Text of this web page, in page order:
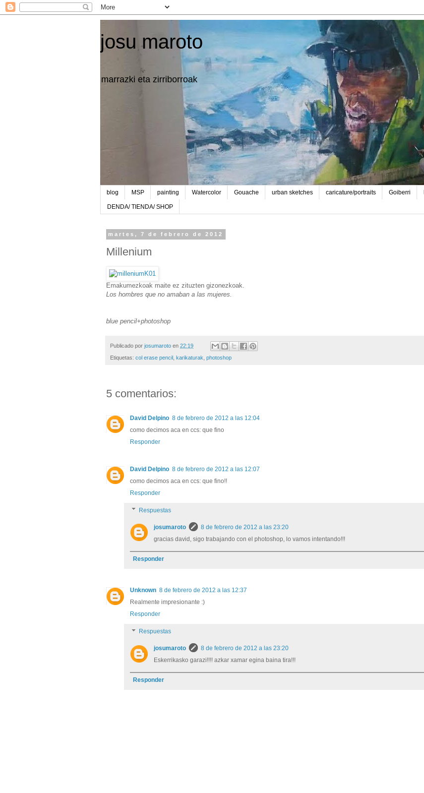
josu maroto
marrazki eta zirriborroak
blog MSP painting Watercolor Gouache urban sketches caricature/portraits Goiberri
DENDA/ TIENDA/ SHOP
martes, 7 de febrero de 2012
Millenium
Emakumezkoak maite ez zituzten gizonezkoak.
Los hombres que no amaban a las mujeres.
blue pencil+photoshop
Publicado por josumaroto en 22:19
Etiquetas: col erase pencil karikaturak photoshop
5 comentarios:
David Delpino 8 de febrero de 2012 a las 12:04
como decimos aca en ccs: que fino
Responder
David Delpino 8 de febrero de 2012 a las 12:07
como decimos aca en ccs: que fino!!
Responder
Respuestas
josumaroto
8 de febrero de 2012 a las 23:20
gracias david, sigo trabajando con el photoshop, lo vamos intentando!!!
Responder
Unknown 8 de febrero de 2012 a las 12:37
Realmente impresionante :)
Responder
Respuestas
josumaroto
8 de febrero de 2012 a las 23:20
Eskerrikasko garazi!!!! azkar xamar egina baina tira!!!
Responder